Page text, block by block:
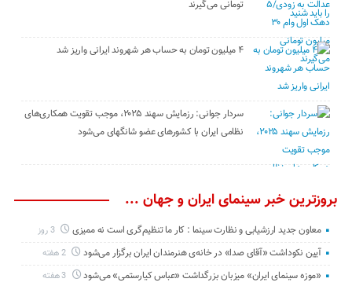
تومانی می‌گیرند
۴ میلیون تومان به حساب هر شهروند ایرانی واریز شد
سردار جوانی: رزمایش سهند ۲۰۲۵، موجب تقویت همکاری‌های
نظامی ایران با کشور‌های عضو شانگهای می‌شود
بروزترین خبر سینمای ایران و جهان ...
معاون جدید ارزشیابی و نظارت سینما : کار ما تنظیم‌گری است نه ممیزی 3 روز
آیین نکوداشت «آقای صدا» در خانه‌ی هنرمندان ایران برگزار می‌شود 2 هفته
«موزه سینمای ایران» میزبان بزرگداشت «عباس کیارستمی» می‌شود 3 هفته